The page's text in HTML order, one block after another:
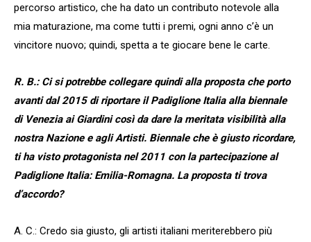
percorso artistico, che ha dato un contributo notevole alla
mia maturazione, ma come tutti i premi, ogni anno c’è un
vincitore nuovo; quindi, spetta a te giocare bene le carte.
R. B.: Ci si potrebbe collegare quindi alla proposta che porto
avanti dal 2015 di riportare il Padiglione Italia alla biennale
di Venezia ai Giardini così da dare la meritata visibilità alla
nostra Nazione e agli Artisti. Biennale che è giusto ricordare,
ti ha visto protagonista nel 2011 con la partecipazione al
Padiglione Italia: Emilia-Romagna. La proposta ti trova
d’accordo?
A. C.: Credo sia giusto, gli artisti italiani meriterebbero più